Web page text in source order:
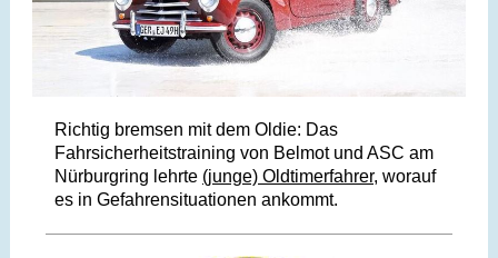
Richtig bremsen mit dem Oldie: Das
Fahrsicherheitstraining von Belmot und ASC am
Nürburgring lehrte (junge) Oldtimerfahrer, worauf
es in Gefahrensituationen ankommt.